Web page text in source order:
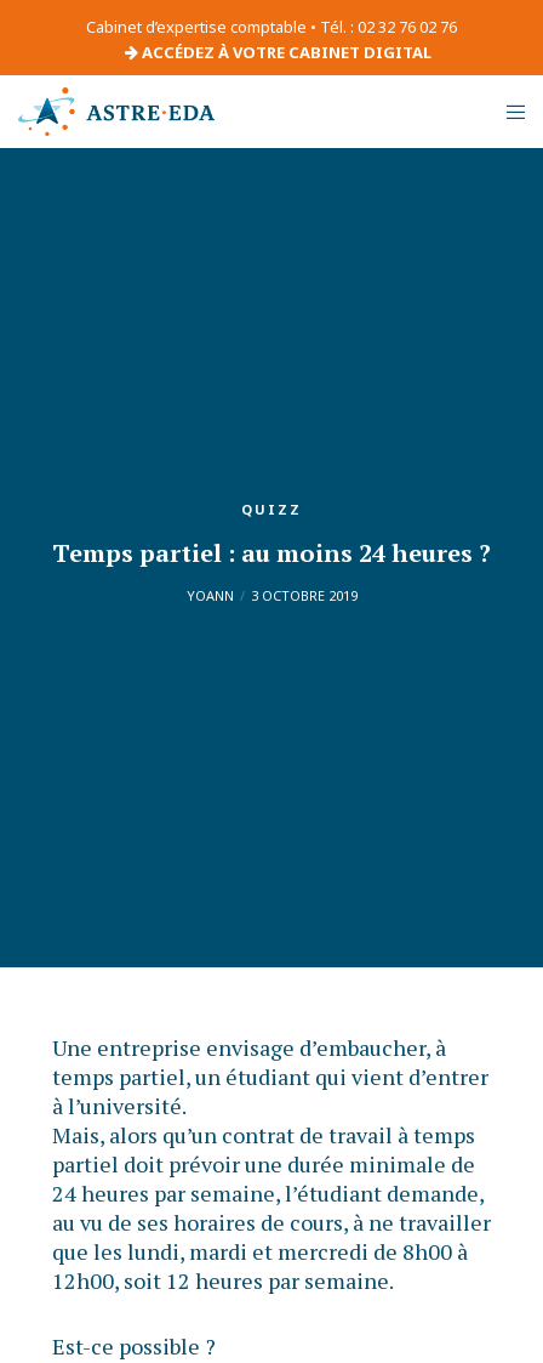
Cabinet d’expertise comptable • Tél. : 02 32 76 02 76
ACCÉDEZ À VOTRE CABINET DIGITAL
QUIZZ
Temps partiel : au moins 24 heures ?
YOANN 3 OCTOBRE 2019
Une entreprise envisage d’embaucher, à
temps partiel, un étudiant qui vient d’entrer
à l’université.
Mais, alors qu’un contrat de travail à temps
partiel doit prévoir une durée minimale de
24 heures par semaine, l’étudiant demande,
au vu de ses horaires de cours, à ne travailler
que les lundi, mardi et mercredi de 8h00 à
12h00, soit 12 heures par semaine.
Est-ce possible ?